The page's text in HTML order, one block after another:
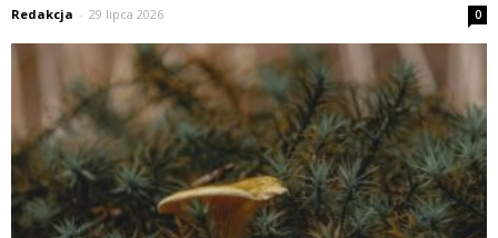
Redakcja - 29 lipca 2026 0